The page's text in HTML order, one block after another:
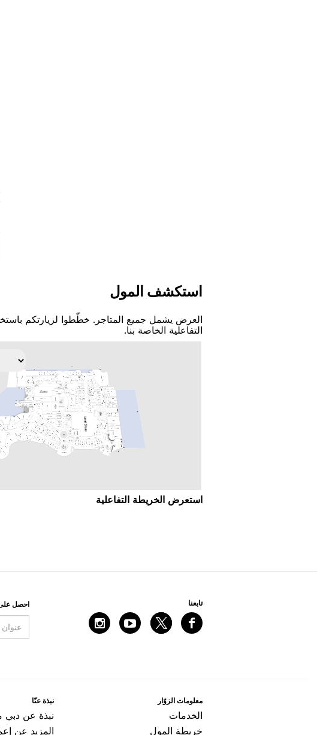
اﺳﺘﻜﺸﻒ اﻟﻤﻮﻝ
اﻟﻌﺮﺽ ﻳﺸﻤﻞ ﺟﻤﻴﻊ اﻟﻤﺘﺎﺟﺮ. ﺧﻄّﻄﻮا ﻟﺰﻳﺎﺭﺗﻜﻢ
اﻟﺘﻔﺎﻋﻠﻴﺔ اﻟﺨﺎﺻﺔ ﺑﻨﺎ.
اﺳﺘﻌﺮﺽ اﻟﺨﺮﻳﻄﺔ اﻟﺘﻔﺎﻋﻠﻴﺔ
ﺗﺎﺑﻌﻨﺎ اﺣﺼﻞ ﻋﻠﻰ
ﻣﻌﻠﻮﻣﺎﺕ اﻟﺰﻭّاﺭ
اﻟﺨﺪﻣﺎﺕ
ﺧﺮﻳﻄﺔ اﻟﻤﻮﻝ
ﻧﺒﺬﺓ ﻋﻨّﺎ
ﻧﺒﺬﺓ ﻋﻦ ﺩﺑﻲ
المزيد عن